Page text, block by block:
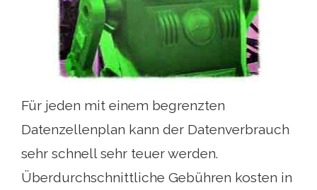
Für jeden mit einem begrenzten
Datenzellenplan kann der Datenverbrauch
sehr schnell sehr teuer werden.
Überdurchschnittliche Gebühren kosten in